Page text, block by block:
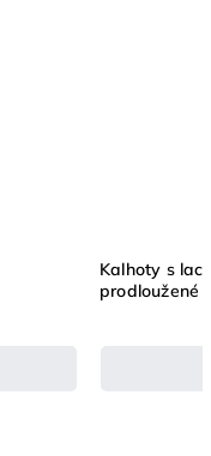
Kalhoty s
prodloužené